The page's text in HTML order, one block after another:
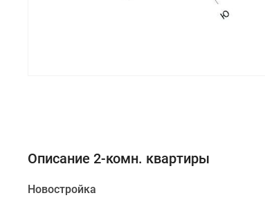
Описание 2-комн. квартиры
Новостройка